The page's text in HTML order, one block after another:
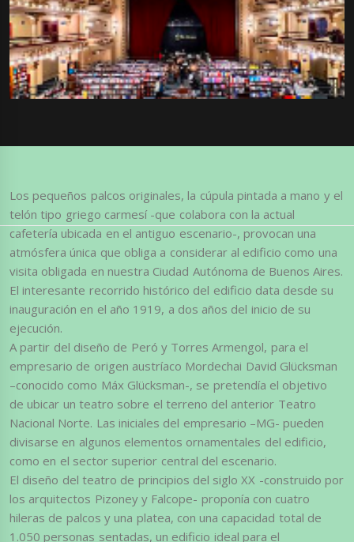
Los pequeños palcos originales, la cúpula pintada a mano y el
telón tipo griego carmesí -que colabora con la actual
cafetería ubicada en el antiguo escenario-, provocan una
atmósfera única que obliga a considerar al edificio como una
visita obligada en nuestra Ciudad Autónoma de Buenos Aires.
El interesante recorrido histórico del edificio data desde su
inauguración en el año 1919, a dos años del inicio de su
ejecución.
A partir del diseño de Peró y Torres Armengol, para el
empresario de origen austríaco Mordechai David Glücksman
–conocido como Máx Glücksman-, se pretendía el objetivo
de ubicar un teatro sobre el terreno del anterior Teatro
Nacional Norte. Las iniciales del empresario –MG- pueden
divisarse en algunos elementos ornamentales del edificio,
como en el sector superior central del escenario.
El diseño del teatro de principios del siglo XX -construido por
los arquitectos Pizoney y Falcope- proponía con cuatro
hileras de palcos y una platea, con una capacidad total de
1.050 personas sentadas, un edificio ideal para el